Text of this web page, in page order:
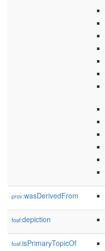
prov:wasDerivedFrom
foaf:depiction
foaf:isPrimaryTopicOf